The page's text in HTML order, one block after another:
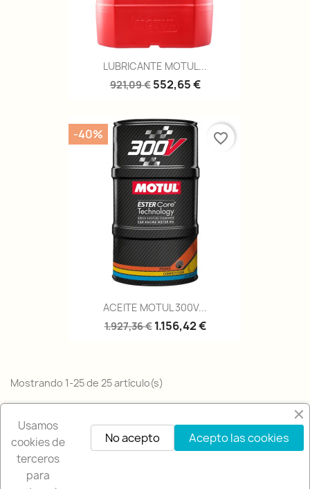
LUBRICANTE MOTUL...
921,09 € 552,65 €
ACEITE MOTUL 300V...
1.927,36 € 1.156,42 €
-40% favorite_border
Mostrando 1-25 de 25 artículo(s)
Volver arriba
Usamos
cookies de
terceros
para
Acepto las cookies
No acepto